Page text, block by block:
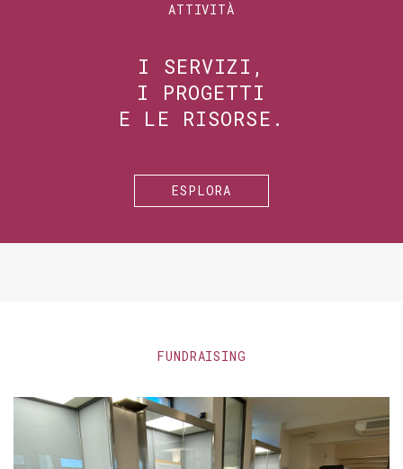
ATTIVITÀ
I SERVIZI,
I PROGETTI
E LE RISORSE.
ESPLORA
FUNDRAISING